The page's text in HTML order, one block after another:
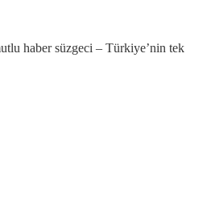
haber süzgeci – Türkiye’nin tek